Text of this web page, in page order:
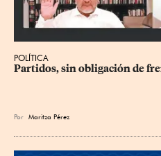
POLÍTICA
Partidos, sin obligación de
Por Maritza Pérez